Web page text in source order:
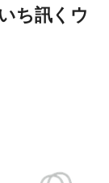
ち訊くウ